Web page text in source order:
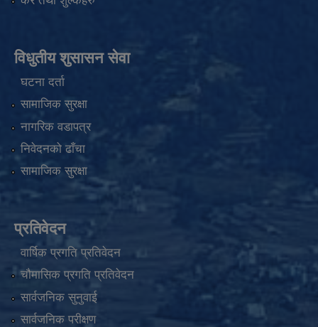
विधुतीय शुसासन सेवा
घटना दर्ता
सामाजिक सुरक्षा
नागरिक वडापत्र
निवेदनको ढाँचा
सामाजिक सुरक्षा
प्रतिवेदन
वार्षिक प्रगति प्रतिवेदन
चौमासिक प्रगति प्रतिवेदन
सार्वजनिक सुनुवाई
सार्वजनिक परीक्षण